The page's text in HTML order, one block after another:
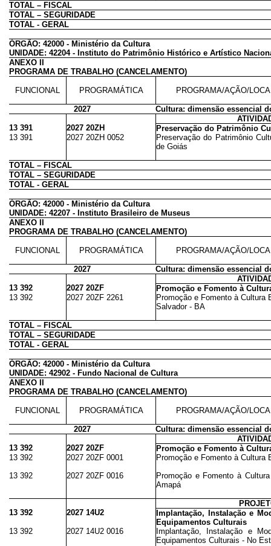
TOTAL – FISCAL
TOTAL – SEGURIDADE
TOTAL - GERAL
ÓRGÃO: 42000 - Ministério da Cultura
UNIDADE: 42204 - Instituto do Patrimônio Histórico e Artístico
ANEXO II
PROGRAMA DE TRABALHO (CANCELAMENTO)
FUNCIONAL PROGRAMÁTICA PROGRAMA/AÇÃO/
2027
Cultura: dimensão essencial
13 391
2027 20ZH
Preservação do Patrimônio
13 391
2027 20ZH 0052
Preservação do Patrimônio
de Goiás
TOTAL – FISCAL
TOTAL – SEGURIDADE
TOTAL - GERAL
ÓRGÃO: 42000 - Ministério da Cultura
UNIDADE: 42207 - Instituto Brasileiro de Museus
ANEXO II
PROGRAMA DE TRABALHO (CANCELAMENTO)
FUNCIONAL PROGRAMÁTICA PROGRAMA/AÇÃO/
2027
Cultura: dimensão essencial
13 392
2027 20ZF
Promoção e Fomento à
13 392
2027 20ZF 2261
Promoção e Fomento à Cultura
Salvador - BA
TOTAL – FISCAL
TOTAL – SEGURIDADE
TOTAL - GERAL
ÓRGÃO: 42000 - Ministério da Cultura
UNIDADE: 42902 - Fundo Nacional de Cultura
ANEXO II
PROGRAMA DE TRABALHO (CANCELAMENTO)
FUNCIONAL PROGRAMÁTICA PROGRAMA/AÇÃO/
2027
Cultura: dimensão essencial
13 392
2027 20ZF
Promoção e Fomento à
13 392
2027 20ZF 0001
Promoção e Fomento à Cultura
13 392
2027 20ZF 0016
Promoção e Fomento à
Amapá
13 392
2027 14U2
Implantação, Instalação e
Equipamentos Culturais
13 392
2027 14U2 0016
Implantação, Instalação e
Equipamentos Culturais - No